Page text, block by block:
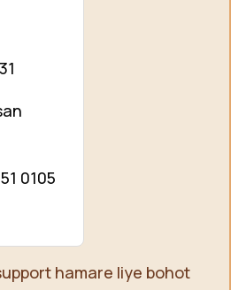
0105
hamare liye bohot